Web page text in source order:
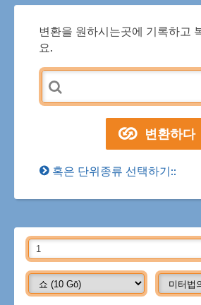
변환을 원하시는곳에 기록하고
요.
혹은 단위종류 선택하기::